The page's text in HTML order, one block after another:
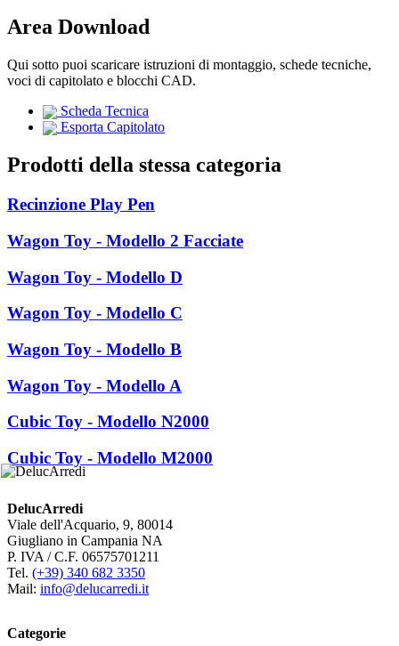
Area Download
Qui sotto puoi scaricare istruzioni di montaggio, schede tecniche,
voci di capitolato e blocchi CAD.
Scheda Tecnica
Esporta Capitolato
Prodotti della stessa categoria
Recinzione Play Pen
Wagon Toy - Modello 2 Facciate
Wagon Toy - Modello D
Wagon Toy - Modello C
Wagon Toy - Modello B
Wagon Toy - Modello A
Cubic Toy - Modello N2000
Cubic Toy - Modello M2000
DelucArredi
Viale dell'Acquario, 9, 80014
Giugliano in Campania NA
P. IVA / C.F. 06575701211
Tel. (+39) 340 682 3350
Mail: info@delucarredi.it
Categorie